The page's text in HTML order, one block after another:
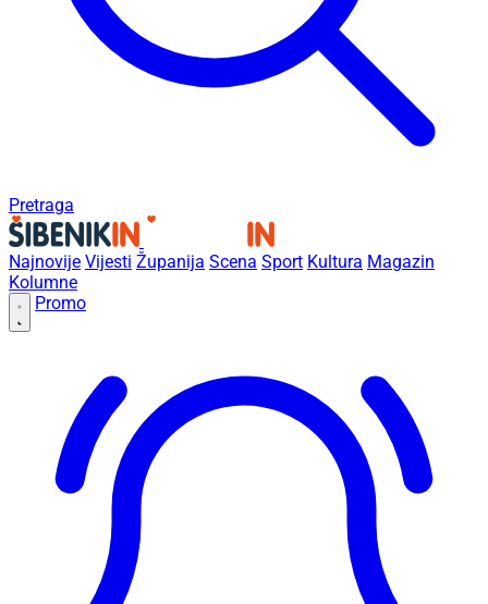
Pretraga
Najnovije Vijesti Županija Scena Sport Kultura Magazin
Kolumne
Promo